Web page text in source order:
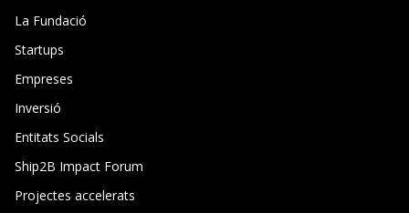
La Fundació
Startups
Empreses
Inversió
Entitats Socials
Ship2B Impact Forum
Projectes accelerats